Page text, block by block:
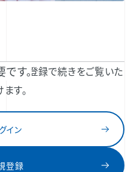
す。
のご登録で続きをご覧いた
す。
イン
登録